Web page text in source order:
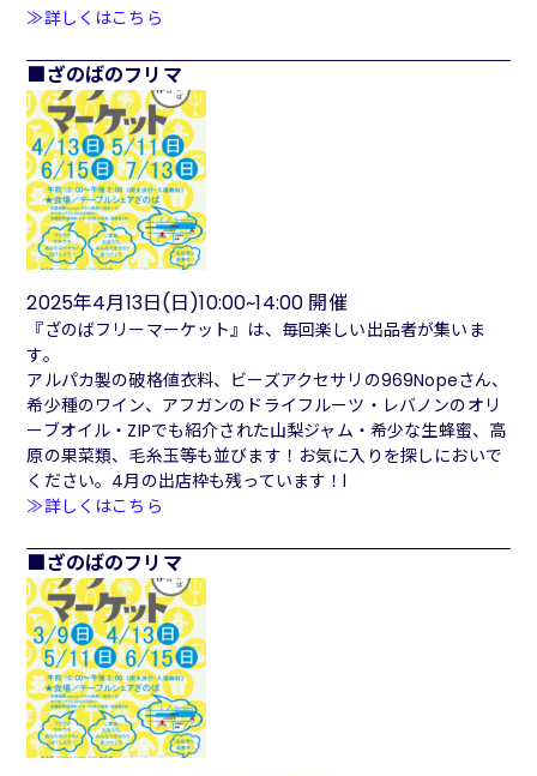
≫詳しくはこちら
ざのばのフリマ
2025年4月13日(日)10:00~14:00 開催
『ざのばフリーマーケット』は、毎回楽しい出品者が集いま
す。
アルパカ製の破格値衣料、ビーズアクセサリの969Nopeさん、
希少種のワイン、アフガンのドライフルーツ・レバノンのオリ
ーブオイル・ZIPでも紹介された山梨ジャム・希少な生蜂蜜、高
原の果菜類、毛糸玉等も並びます！お気に入りを探しにおいで
ください。4月の出店枠も残っています！l
≫詳しくはこちら
ざのばのフリマ